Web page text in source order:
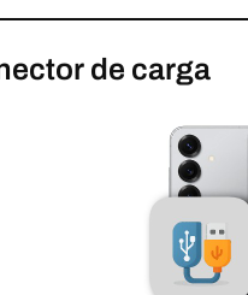
de carga